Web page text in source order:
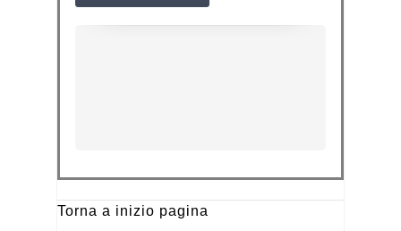
Torna a inizio pagina